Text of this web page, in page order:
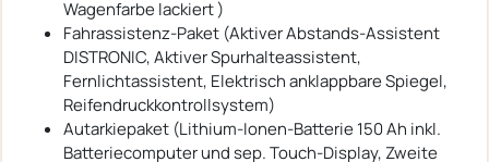
Wagenfarbe lackiert )
Fahrassistenz-Paket (Aktiver Abstands-Assistent
DISTRONIC, Aktiver Spurhalteassistent,
Fernlichtassistent, Elektrisch anklappbare Spiegel,
Reifendruckkontrollsystem)
Autarkiepaket (Lithium-Ionen-Batterie 150 Ah inkl.
Batteriecomputer und sep. Touch-Display, Zweite